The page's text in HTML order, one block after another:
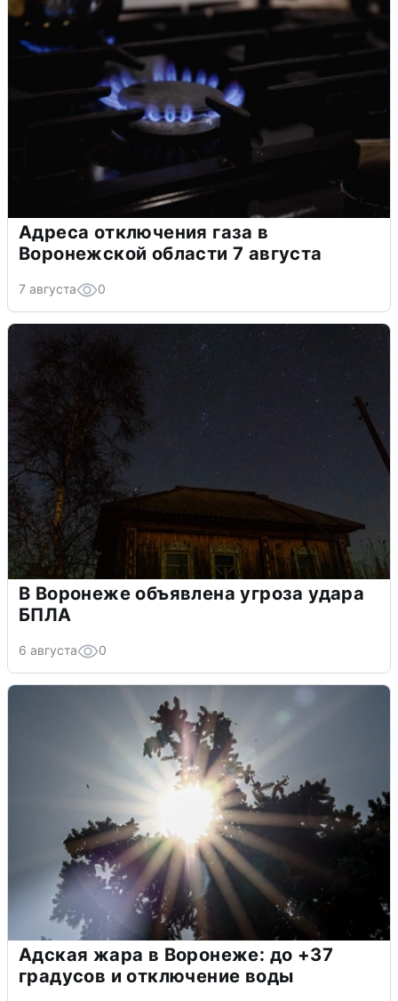
Адреса отключения газа в
Воронежской области 7 августа
7 августа 0
В Воронеже объявлена угроза удара
БПЛА
6 августа 0
Адская жара в Воронеже: до +37
градусов и отключение воды